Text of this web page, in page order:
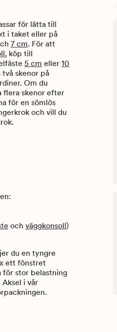
för lätta till
i taket eller på
7 cm. För att
, köp till
5 cm eller 10
skenor på
Om du
flera skenor efter
för en sömlös
och vill du
och väggkonsoll)
du en tyngre
ett fönstret
för stor belastning
Aksel i vår